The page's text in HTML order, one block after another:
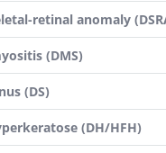
retinal anomaly
(DMS)
(DS)
(DH/HFH)